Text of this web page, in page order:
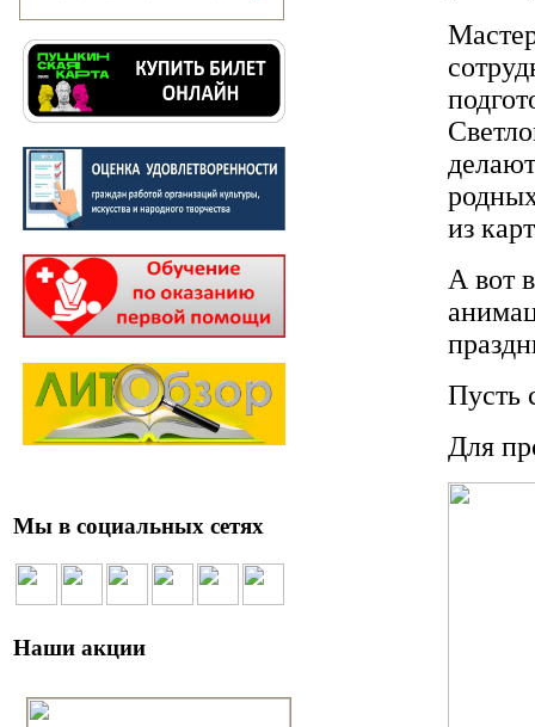
Мы в социальных сетях
Наши акции
из
А вот
Пусть
Для